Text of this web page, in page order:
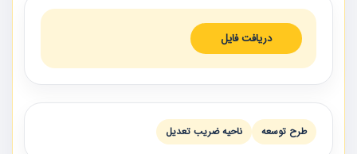
دریافت فایل
طرح توسعه ناحيه ضريب تعديل